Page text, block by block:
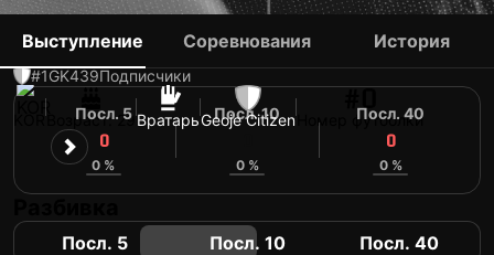
LEE JUN
#1GK439Подписчики
Возраст: 29 ВратарьGeoje Citizen Номер футболки
Выступление Соревнования История
Посл. 5
0
0 %
Посл. 10
0 %
Посл. 40
0
0 %
Посл. 5 Посл. 10 Посл. 40